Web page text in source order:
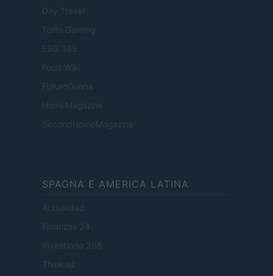
Day Travel
Tutto Gaming
ESG 365
Food Wiki
FuturoDonna
HomeMagazine
SecondHomeMagazine
SPAGNA E AMERICA LATINA
Actualidad
Finanzas 24
Investindo 365
Think.es